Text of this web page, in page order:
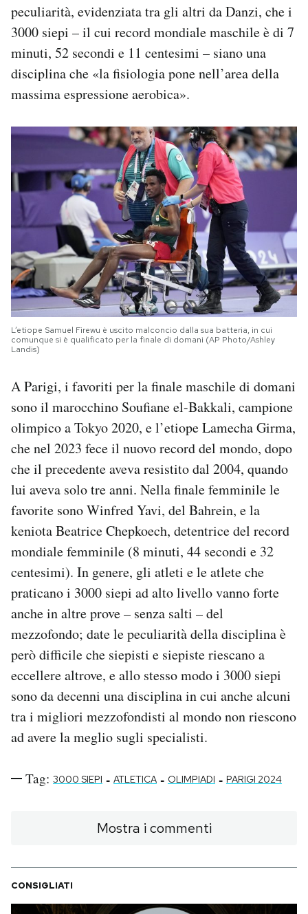
peculiarità, evidenziata tra gli altri da Danzi, che i
3000 siepi – il cui record mondiale maschile è di 7
minuti, 52 secondi e 11 centesimi – siano una
disciplina che «la fisiologia pone nell’area della
massima espressione aerobica».
L’etiope Samuel Firewu è uscito malconcio dalla sua batteria, in cui
comunque si è qualificato per la finale di domani (AP Photo/Ashley
Landis)
A Parigi, i favoriti per la finale maschile di domani
sono il marocchino Soufiane el-Bakkali, campione
olimpico a Tokyo 2020, e l’etiope Lamecha Girma,
che nel 2023 fece il nuovo record del mondo, dopo
che il precedente aveva resistito dal 2004, quando
lui aveva solo tre anni. Nella finale femminile le
favorite sono Winfred Yavi, del Bahrein, e la
keniota Beatrice Chepkoech, detentrice del record
mondiale femminile (8 minuti, 44 secondi e 32
centesimi). In genere, gli atleti e le atlete che
praticano i 3000 siepi ad alto livello vanno forte
anche in altre prove – senza salti – del
mezzofondo; date le peculiarità della disciplina è
però difficile che siepisti e siepiste riescano a
eccellere altrove, e allo stesso modo i 3000 siepi
sono da decenni una disciplina in cui anche alcuni
tra i migliori mezzofondisti al mondo non riescono
ad avere la meglio sugli specialisti.
Tag: 3000 SIEPI - ATLETICA - OLIMPIADI - PARIGI 2024
Mostra i commenti
CONSIGLIATI